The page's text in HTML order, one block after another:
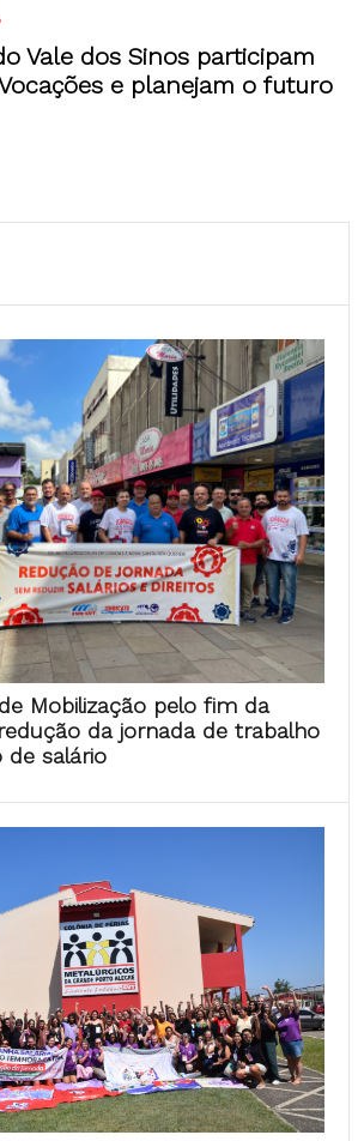
Vale dos Sinos participam
e planejam o futuro
Mobilização pelo fim da
da jornada de trabalho
de salário